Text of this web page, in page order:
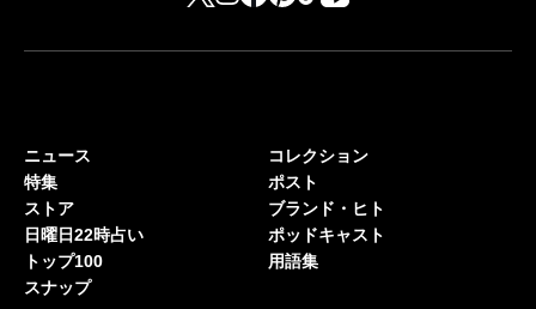
ニュース
特集
ストア
日曜日22時占い
トップ100
スナップ
コレクション
ポスト
ブランド・ヒト
ポッドキャスト
用語集